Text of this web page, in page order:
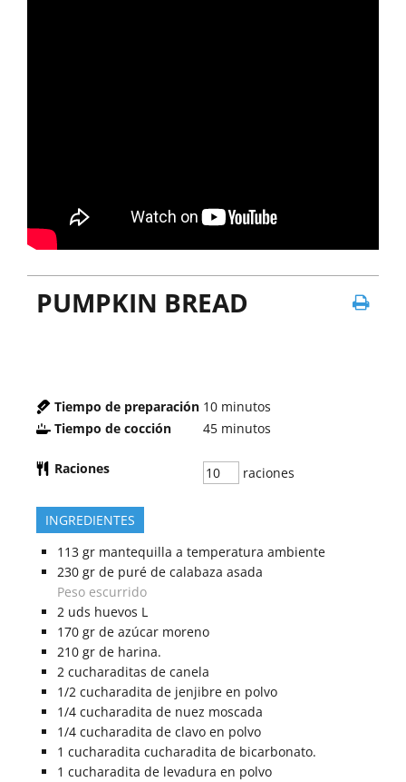
PUMPKIN BREAD
Tiempo de preparación 10 minutos
Tiempo de cocción
45 minutos
Raciones raciones
INGREDIENTES
113 gr mantequilla a temperatura ambiente
230 gr de puré de calabaza asada
Peso escurrido
2 uds huevos L
170 gr de azúcar moreno
210 gr de harina.
2 cucharaditas de canela
1/2 cucharadita de jenjibre en polvo
1/4 cucharadita de nuez moscada
1/4 cucharadita de clavo en polvo
1 cucharadita cucharadita de bicarbonato.
1 cucharadita de levadura en polvo